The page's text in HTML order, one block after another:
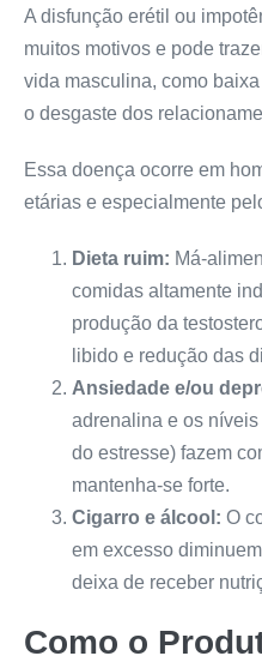
A disfunção erétil ou
muitos motivos e pode
vida masculina, como
o desgaste dos
Essa doença ocorre em
etárias e especialmente
Dieta ruim: Má-
comidas altamente
produção da
libido e redução das
Ansiedade e/ou
adrenalina e os
do estresse) fazem
mantenha-se forte.
Cigarro e álcool: O
em excesso
deixa de receber
Como o